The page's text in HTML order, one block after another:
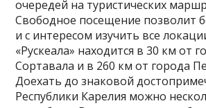
очередей на туристических
Свободное посещение позволит
и с интересом изучить все
«Рускеала» находится в 30 км от
Сортавала и в 260 км от города
Доехать до знаковой
Республики Карелия можно